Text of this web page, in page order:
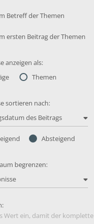
Betreff der Themen
ersten Beitrag der Themen
anzeigen als:
Themen
sortieren nach:
des Beitrags
Absteigend
begrenzen:
Wert ein, damit der